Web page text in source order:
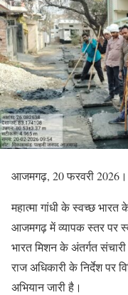
आजमगढ़, 20 फरवरी 2026।
महात्मा गांधी के स्वच्छ
आजमगढ़ में व्यापक स्तर पर
भारत मिशन के अंतर्गत
राज अधिकारी के निर्देश पर
अभियान जारी है।